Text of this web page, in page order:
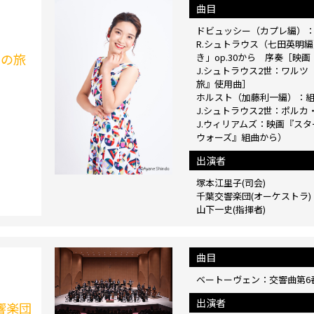
旅
曲目
ドビュッシー（カプレ編
R.シュトラウス（七田英明
き」op.30から 序奏［映画
J.シュトラウス2世：ワルツ
旅』使用曲］
ホルスト（加藤利一編）
J.シュトラウス2世：ポルカ
J.ウィリアムズ：映画『ス
ウォーズ』組曲から）
出演者
塚本江里子(司会)
千葉交響楽団(オーケストラ)
山下一史(指揮者)
楽団
曲目
ベートーヴェン：交響曲第
出演者